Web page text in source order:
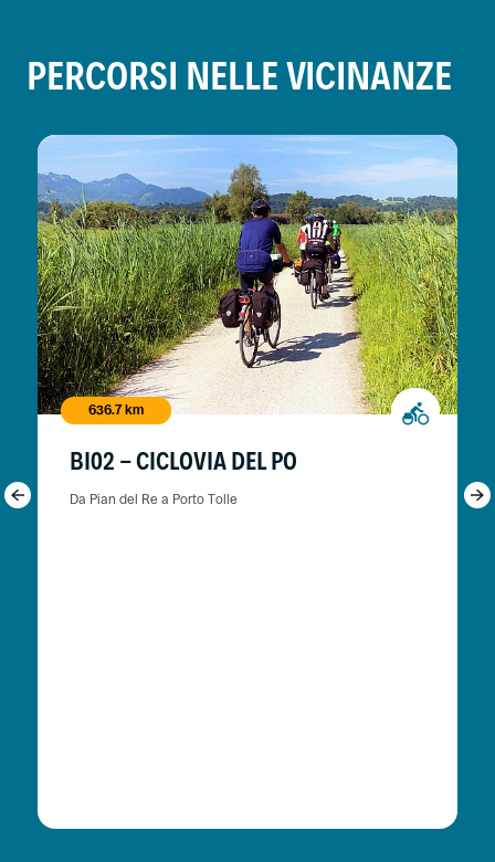
PERCORSI NELLE VICINANZE
636.7 km
BI02 - CICLOVIA DEL PO
Da Pian del Re a Porto Tolle